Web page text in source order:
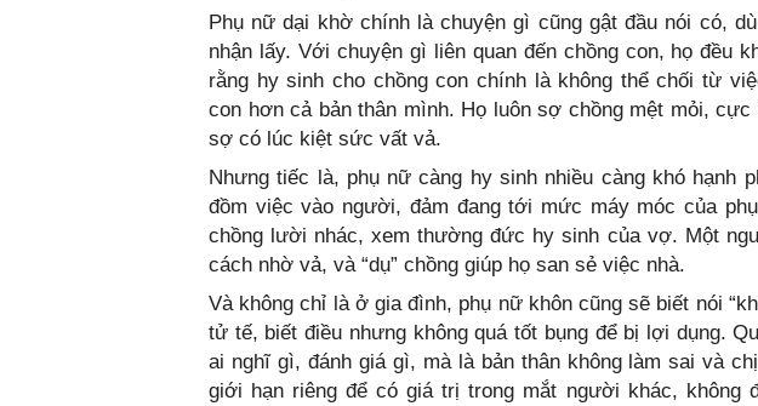
Phụ nữ dại khờ chính là chuyện gì cũng gật đầu nói có,
nhận lấy. Với chuyện gì liên quan đến chồng con, họ đều
rằng hy sinh cho chồng con chính là không thể chối từ
con hơn cả bản thân mình. Họ luôn sợ chồng mệt mỏi, cực
sợ có lúc kiệt sức vất vả.
Nhưng tiếc là, phụ nữ càng hy sinh nhiều càng khó hạnh
đồm việc vào người, đảm đang tới mức máy móc của
chồng lười nhác, xem thường đức hy sinh của vợ. Một
cách nhờ vả, và “dụ” chồng giúp họ san sẻ việc nhà.
Và không chỉ là ở gia đình, phụ nữ khôn cũng sẽ biết nói
tử tế, biết điều nhưng không quá tốt bụng để bị lợi dụng.
ai nghĩ gì, đánh giá gì, mà là bản thân không làm sai và
giới hạn riêng để có giá trị trong mắt người khác, không